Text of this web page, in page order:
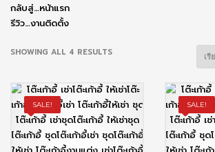
กลับสู่…หน้าแรก
รีวิว…งานติดตั้ง
SHOWING ALL 4 RESULTSSORTED
SALE! SALE!